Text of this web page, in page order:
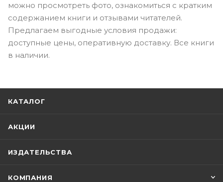
можно просмотреть фото, ознакомиться с кратким
содержанием книги и отзывами читателей.
Предлагаем выгодные условия продажи:
доступные цены, оперативную доставку. Все книги
в наличии.
КАТАЛОГ
АКЦИИ
ИЗДАТЕЛЬСТВА
КОМПАНИЯ